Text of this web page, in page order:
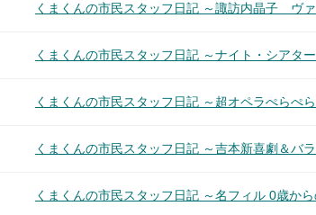
くまくんの市民スタッフ日記 ～諏訪内晶子 ヴ
くまくんの市民スタッフ日記 ～ナイト・シアタ
くまくんの市民スタッフ日記 ～超オペラぺらぺ
くまくんの市民スタッフ日記 ～吉本新喜劇＆バ
くまくんの市民スタッフ日記 ～名フィル 0歳か